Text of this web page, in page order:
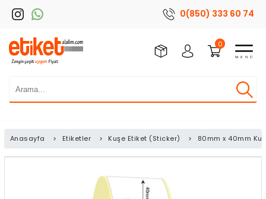
0(850) 333 60 74
0
Anasayfa > Etiketler > Kuşe Etiket (Sticker) > 80mm x 40mm